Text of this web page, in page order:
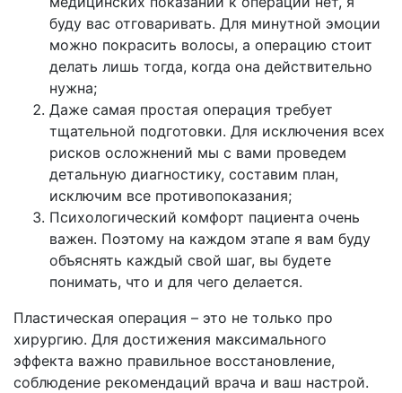
буду вас отговаривать. Для минутной эмоции
можно покрасить волосы, а операцию стоит
делать лишь тогда, когда она действительно
нужна;
Даже самая простая операция требует
тщательной подготовки. Для исключения всех
рисков осложнений мы с вами проведем
детальную диагностику, составим план,
исключим все противопоказания;
Психологический комфорт пациента очень
важен. Поэтому на каждом этапе я вам буду
объяснять каждый свой шаг, вы будете
понимать, что и для чего делается.
Пластическая операция – это не только про
хирургию. Для достижения максимального
эффекта важно правильное восстановление,
соблюдение рекомендаций врача и ваш настрой.